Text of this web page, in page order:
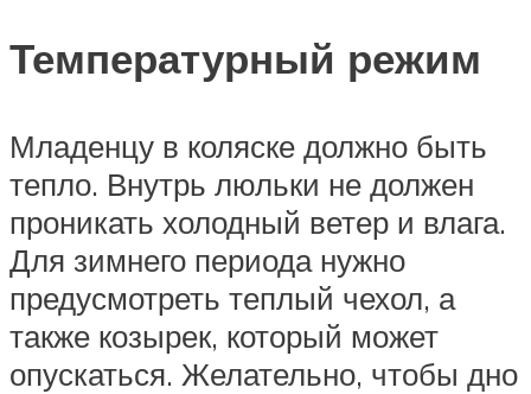
Температурный режим
Младенцу в коляске должно быть
тепло. Внутрь люльки не должен
проникать холодный ветер и влага.
Для зимнего периода нужно
предусмотреть теплый чехол, а
также козырек, который может
опускаться. Желательно, чтобы дно